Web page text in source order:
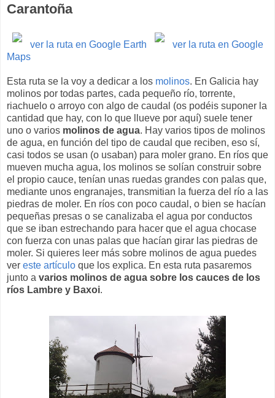
Carantoña
ver la ruta en Google Earth
ver la ruta en Google
Maps
Esta ruta se la voy a dedicar a los molinos. En Galicia hay
molinos por todas partes, cada pequeño río, torrente,
riachuelo o arroyo con algo de caudal (os podéis suponer la
cantidad que hay, con lo que llueve por aquí) suele tener
uno o varios molinos de agua. Hay varios tipos de molinos
de agua, en función del tipo de caudal que reciben, eso sí,
casi todos se usan (o usaban) para moler grano. En ríos que
mueven mucha agua, los molinos se solían construir sobre
el propio cauce, tenían unas ruedas grandes con palas que,
mediante unos engranajes, transmitian la fuerza del río a las
piedras de moler. En ríos con poco caudal, o bien se hacían
pequeñas presas o se canalizaba el agua por conductos
que se iban estrechando para hacer que el agua chocase
con fuerza con unas palas que hacían girar las piedras de
moler. Si quieres leer más sobre molinos de agua puedes
ver este artículo que los explica. En esta ruta pasaremos
junto a varios molinos de agua sobre los cauces de los
ríos Lambre y Baxoi.